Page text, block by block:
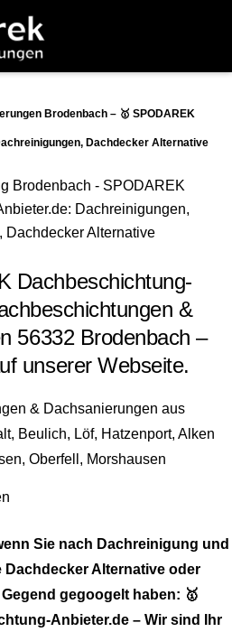
Brodenbach – 🥇 SPODAREK
Dachdecker Alternative
Dachbeschichtung-
&
56332 Brodenbach –
unserer Webseite.
Sie nach Dachreinigung und
Alternative oder
gegoogelt haben: 🥇
Anbieter.de – Wir sind Ihr